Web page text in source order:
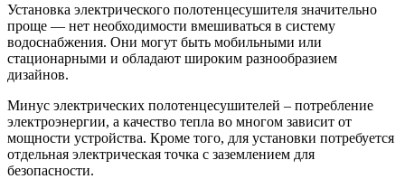
Установка электрического полотенцесушителя значительно
проще — нет необходимости вмешиваться в систему
водоснабжения. Они могут быть мобильными или
стационарными и обладают широким разнообразием
дизайнов.
Минус электрических полотенцесушителей – потребление
электроэнергии, а качество тепла во многом зависит от
мощности устройства. Кроме того, для установки потребуется
отдельная электрическая точка с заземлением для
безопасности.